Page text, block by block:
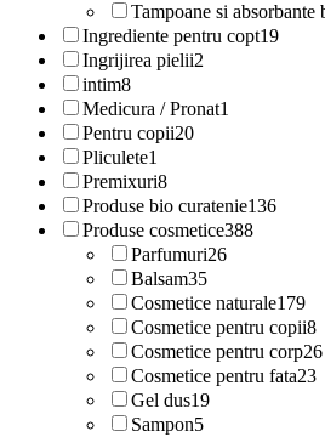
Tampoane si absorbante
Ingrediente pentru copt19
Ingrijirea pielii2
intim8
Medicura / Pronat1
Pentru copii20
Pliculete1
Premixuri8
Produse bio curatenie136
Produse cosmetice388
Parfumuri26
Balsam35
Cosmetice naturale179
Cosmetice pentru copii8
Cosmetice pentru corp26
Cosmetice pentru fata23
Gel dus19
Sampon5